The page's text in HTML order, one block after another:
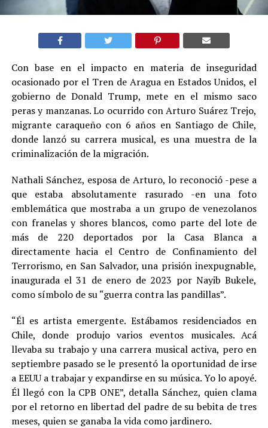
Con base en el impacto en materia de inseguridad
ocasionado por el Tren de Aragua en Estados Unidos, el
gobierno de Donald Trump, mete en el mismo saco
peras y manzanas. Lo ocurrido con Arturo Suárez Trejo,
migrante caraqueño con 6 años en Santiago de Chile,
donde lanzó su carrera musical, es una muestra de la
criminalización de la migración.
Nathali Sánchez, esposa de Arturo, lo reconoció -pese a
que estaba absolutamente rasurado -en una foto
emblemática que mostraba a un grupo de venezolanos
con franelas y shores blancos, como parte del lote de
más de 220 deportados por la Casa Blanca a
directamente hacia el Centro de Confinamiento del
Terrorismo, en San Salvador, una prisión inexpugnable,
inaugurada el 31 de enero de 2023 por Nayib Bukele,
como símbolo de su “guerra contra las pandillas”.
“Él es artista emergente. Estábamos residenciados en
Chile, donde produjo varios eventos musicales. Acá
llevaba su trabajo y una carrera musical activa, pero en
septiembre pasado se le presentó la oportunidad de irse
a EEUU a trabajar y expandirse en su música. Yo lo apoyé.
Él llegó con la CPB ONE”, detalla Sánchez, quien clama
por el retorno en libertad del padre de su bebita de tres
meses, quien se ganaba la vida como jardinero.